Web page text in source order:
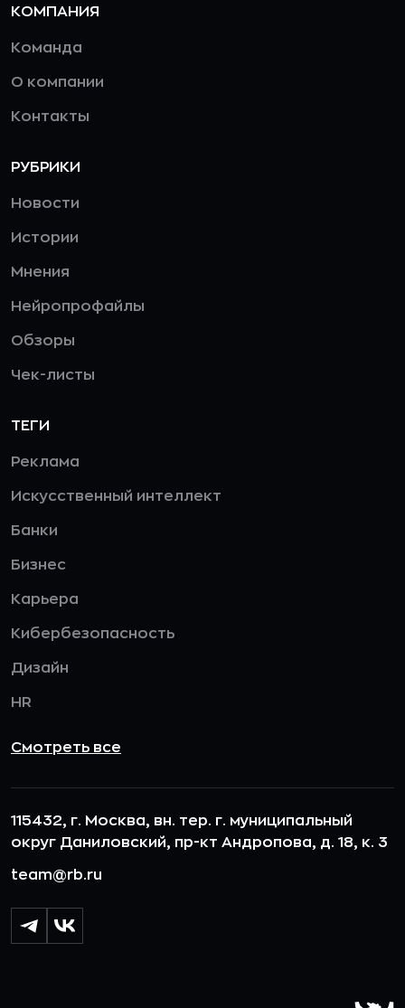
КОМПАНИЯ
Команда
О компании
Контакты
РУБРИКИ
Новости
Истории
Мнения
Нейропрофайлы
Обзоры
Чек-листы
ТЕГИ
Реклама
Искусственный интеллект
Банки
Бизнес
Карьера
Кибербезопасность
Дизайн
HR
Смотреть все
115432, г. Москва, вн. тер. г. муниципальный
округ Даниловский, пр-кт Андропова, д. 18, к. 3
team@rb.ru